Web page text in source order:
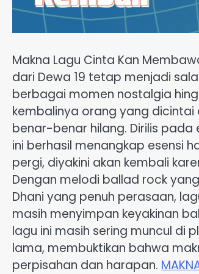
Makna Lagu Cinta Kan
dari Dewa 19 tetap menjadi
berbagai momen nostalgia
kembalinya orang yang
benar-benar hilang. Dirilis
ini berhasil menangkap esensi
pergi, diyakini akan kembali
Dengan melodi ballad rock
Dhani yang penuh perasaan,
masih menyimpan keyakinan
lagu ini masih sering muncul di
lama, membuktikan bahwa
perpisahan dan harapan.